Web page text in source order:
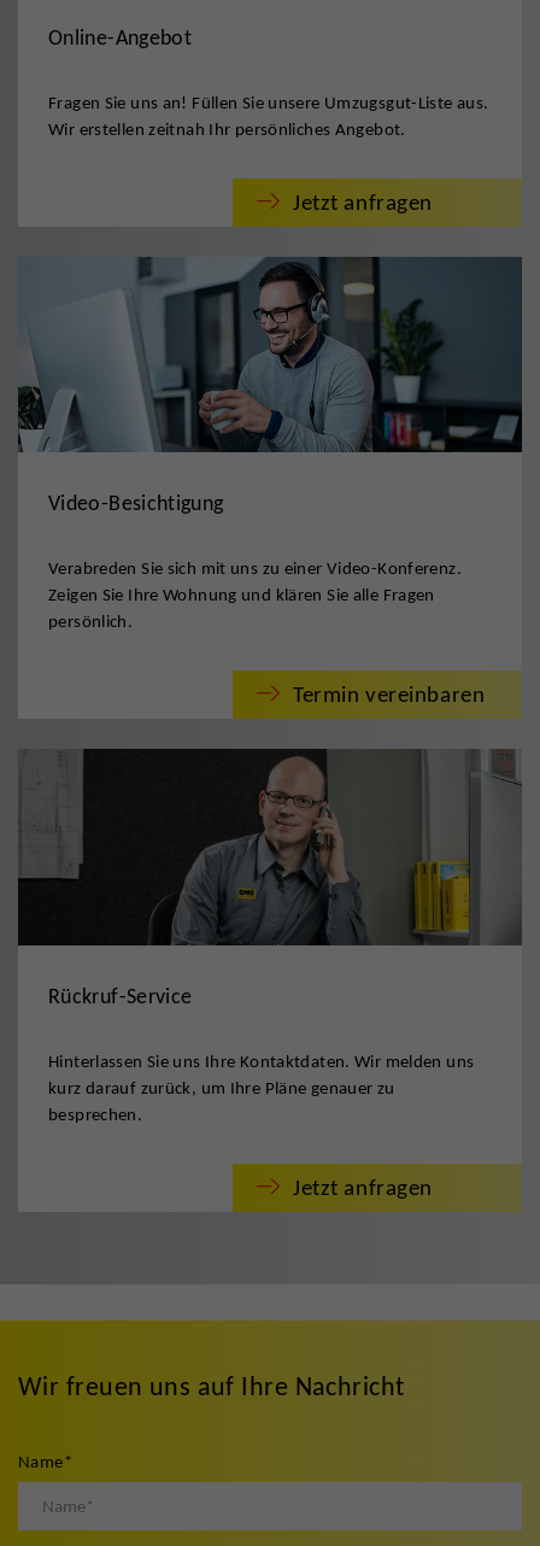
Online-Angebot
Fragen Sie uns an! Füllen Sie unsere Umzugsgut-Liste aus.
Wir erstellen zeitnah Ihr persönliches Angebot.
Jetzt anfragen
Video-Besichtigung
Verabreden Sie sich mit uns zu einer Video-Konferenz.
Zeigen Sie Ihre Wohnung und klären Sie alle Fragen
persönlich.
Termin vereinbaren
Rückruf-Service
Hinterlassen Sie uns Ihre Kontaktdaten. Wir melden uns
kurz darauf zurück, um Ihre Pläne genauer zu
besprechen.
Jetzt anfragen
Wir freuen uns auf Ihre Nachricht
Name*